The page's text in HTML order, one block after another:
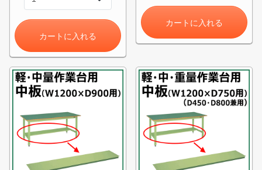
カートに入れる
カートに入れる